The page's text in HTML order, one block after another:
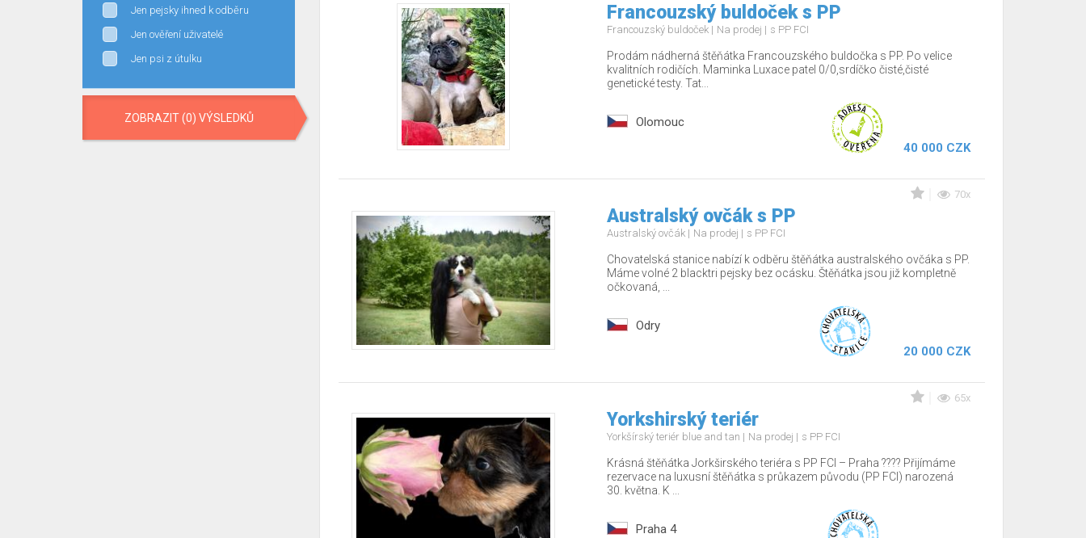
Jen pejsky ihned k odběru
Jen ověření uživatelé
Jen psi z útulku
ZOBRAZIT (0) VÝSLEDKŮ
Francouzský buldoček s PP
Francouzský buldoček Na prodej s PP FCI
Prodám nádherná štěňátka Francouzského buldočka s PP. Po velice
kvalitních rodičích. Maminka Luxace patel 0/0,srdíčko čisté,čisté
genetické testy. Tat...
Olomouc
40 000 CZK
70x
Australský ovčák s PP
Australský ovčák Na prodej s PP FCI
Chovatelská stanice nabízí k odběru štěňátka australského ovčáka s PP.
Máme volné 2 blacktri pejsky bez ocásku. Štěňátka jsou již kompletně
očkovaná, ...
Odry
20 000 CZK
65x
Yorkshirský teriér
Yorkšírský teriér blue and tan Na prodej s PP FCI
Krásná štěňátka Jorkširského teriéra s PP FCI – Praha ???? Přijímáme
rezervace na luxusní štěňátka s průkazem původu (PP FCI) narozená
30. května. K ...
Praha 4